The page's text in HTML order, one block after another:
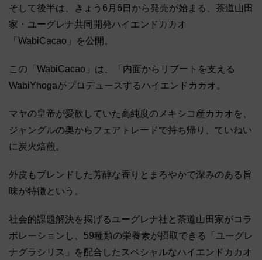
そして後半は、きょう6月6日から発売が始まる、茶道山田
家・ユーグレナ共同開発ハイエンドカカオ
「WabiCacao」を公開。
この「WabiCacao」は、「内面からリブートを支える
WabiYhogaがプロデュースするハイエンドカカオ。
マヤの皇帝が愛飲していた高純度のメキシコ産カカオを、
ジャングルの奥からフェアトレードで持ち帰り、ていねい
に炭火焙煎。
外皮もブレンドした芳醇な香りとまろやかで深みのある旨
味が特徴という。
社会的課題解決を掲げるユーグレナ社と茶道山田家がコラ
ボレーションし、59種類の栄養素が摂取できる「ユーグレ
ナグラシリス」を配合したスペシャルなハイエンドカカオ